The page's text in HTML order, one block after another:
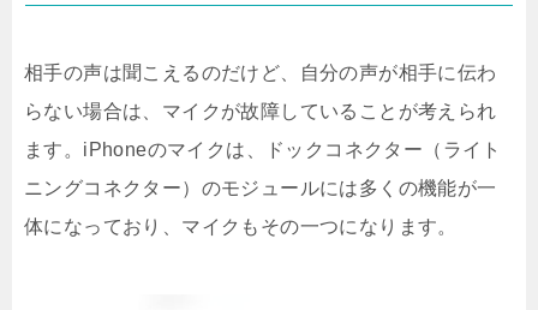
相手の声は聞こえるのだけど、自分の声が相手に伝わ
らない場合は、マイクが故障していることが考えられ
ます。iPhoneのマイクは、ドックコネクター（ライト
ニングコネクター）のモジュールには多くの機能が一
体になっており、マイクもその一つになります。